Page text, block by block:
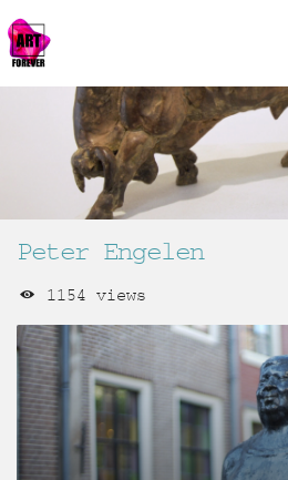
Peter Engelen
1154 views